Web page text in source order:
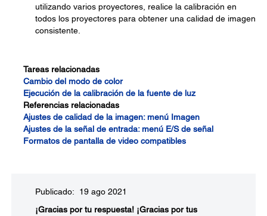
utilizando varios proyectores, realice la calibración en
todos los proyectores para obtener una calidad de imagen
consistente.
Tareas relacionadas
Cambio del modo de color
Ejecución de la calibración de la fuente de luz
Referencias relacionadas
Ajustes de calidad de la imagen: menú Imagen
Ajustes de la señal de entrada: menú E/S de señal
Formatos de pantalla de video compatibles
Publicado: 19 ago 2021
¡Gracias por tu respuesta! ¡Gracias por tus